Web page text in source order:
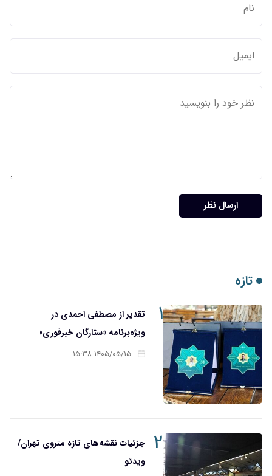
ارسال نظر
تازه
۱
تقدیر از مصطفی احمدی در
ویژه‌برنامه «ستارگان خبرفوری»
۱۴۰۵/۰۵/۱۵ ۱۵:۳۸
۲
جزئیات نقشه‌های تازه متروی تهران/
ویدئو